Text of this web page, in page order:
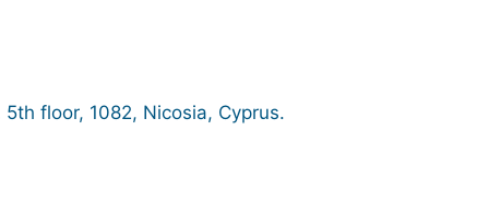
floor, 1082, Nicosia, Cyprus.